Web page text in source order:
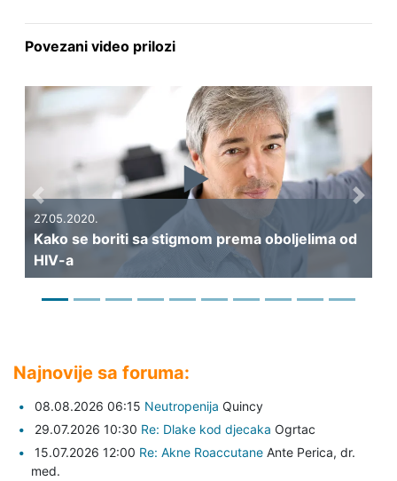
Povezani video prilozi
sa stigmom prema oboljelima od 27.05.2020.
Što je
Previous Next
Najnovije sa foruma:
08.08.2026 06:15 Neutropenija Quincy
29.07.2026 10:30 Re: Dlake kod djecaka Ogrtac
15.07.2026 12:00 Re: Akne Roaccutane Ante Perica, dr.
med.